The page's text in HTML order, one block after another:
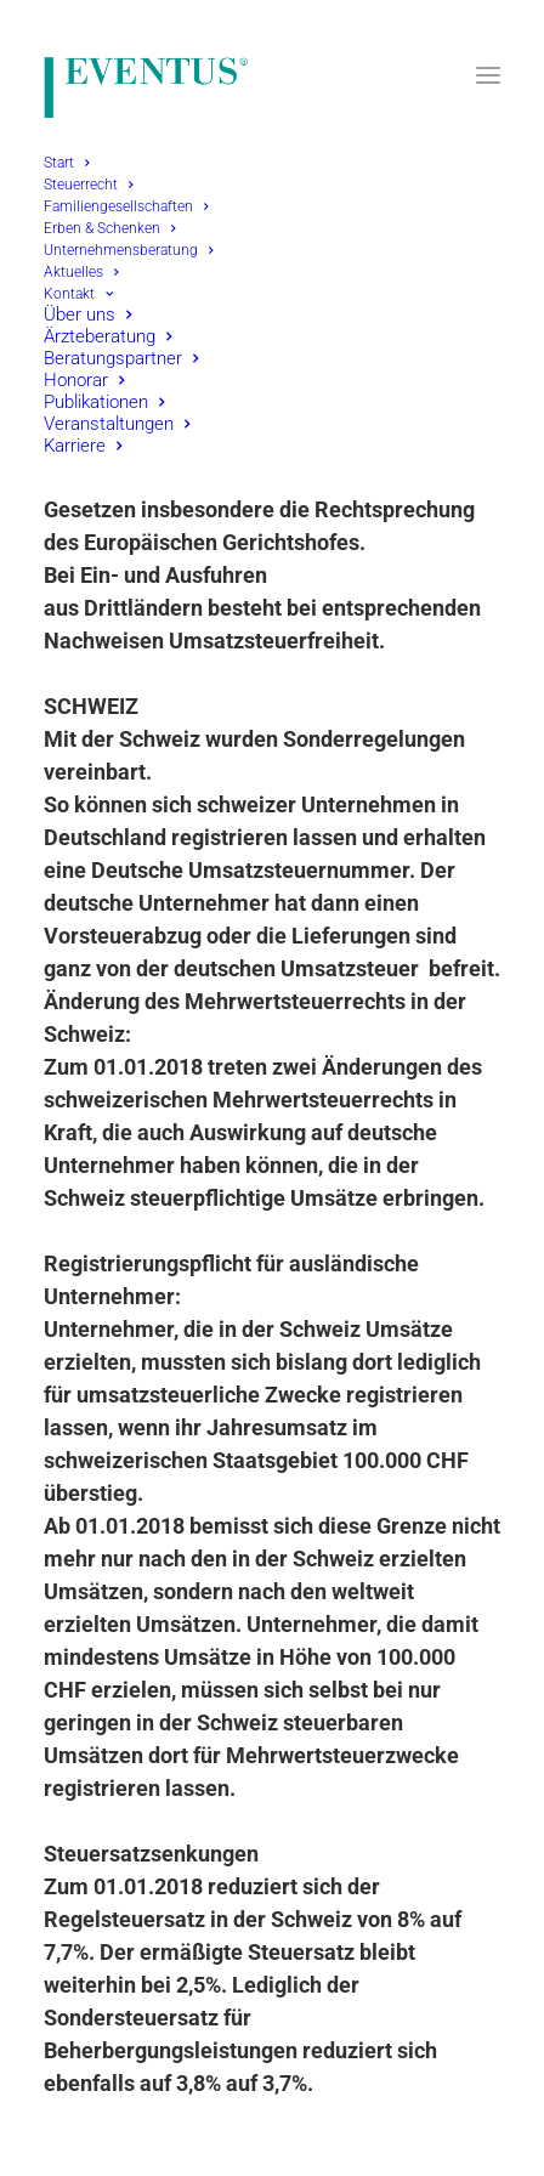
Start
Steuerrecht
Familiengesellschaften
Erben & Schenken
Unternehmensberatung
Aktuelles
Kontakt
Über uns
Ärzteberatung
Beratungspartner
Honorar
Publikationen
Veranstaltungen
Karriere
Home Steuerrecht
Umsatzsteuer
Gesetzen insbesondere die Rechtsprechung
des Europäischen Gerichtshofes.
Bei Ein- und Ausfuhren
aus Drittländern besteht bei entsprechenden
Nachweisen Umsatzsteuerfreiheit.
SCHWEIZ
Mit der Schweiz wurden Sonderregelungen
vereinbart.
So können sich schweizer Unternehmen in
Deutschland registrieren lassen und erhalten
eine Deutsche Umsatzsteuernummer. Der
deutsche Unternehmer hat dann einen
Vorsteuerabzug oder die Lieferungen sind
ganz von der deutschen Umsatzsteuer befreit.
Änderung des Mehrwertsteuerrechts in der
Schweiz:
Zum 01.01.2018 treten zwei Änderungen des
schweizerischen Mehrwertsteuerrechts in
Kraft, die auch Auswirkung auf deutsche
Unternehmer haben können, die in der
Schweiz steuerpflichtige Umsätze erbringen.
Registrierungspflicht für ausländische
Unternehmer:
Unternehmer, die in der Schweiz Umsätze
erzielten, mussten sich bislang dort lediglich
für umsatzsteuerliche Zwecke registrieren
lassen, wenn ihr Jahresumsatz im
schweizerischen Staatsgebiet 100.000 CHF
überstieg.
Ab 01.01.2018 bemisst sich diese Grenze nicht
mehr nur nach den in der Schweiz erzielten
Umsätzen, sondern nach den weltweit
erzielten Umsätzen. Unternehmer, die damit
mindestens Umsätze in Höhe von 100.000
CHF erzielen, müssen sich selbst bei nur
geringen in der Schweiz steuerbaren
Umsätzen dort für Mehrwertsteuerzwecke
registrieren lassen.
Steuersatzsenkungen
Zum 01.01.2018 reduziert sich der
Regelsteuersatz in der Schweiz von 8% auf
7,7%. Der ermäßigte Steuersatz bleibt
weiterhin bei 2,5%. Lediglich der
Sondersteuersatz für
Beherbergungsleistungen reduziert sich
ebenfalls auf 3,8% auf 3,7%.